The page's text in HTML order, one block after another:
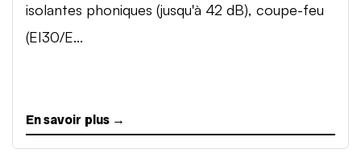
isolantes phoniques (jusqu'à 42 dB), coupe-feu
(EI30/E...
En savoir plus →